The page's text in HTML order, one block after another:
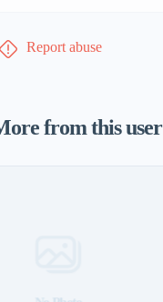
Report abuse
from this user